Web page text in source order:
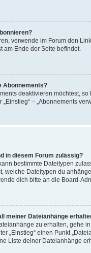
verwende im Forum den
am Ende der Seite befindet.
Abonnements?
deaktivieren möchtest, so
– „Abonnements
in diesem Forum zulässig?
bestimmte Dateitypen
welche Dateitypen du
dich bitte an die Board-
meiner Dateianhänge
zu erhalten, gehe
„Einstieg“ einen Punkt
Liste deiner Dateianhänge